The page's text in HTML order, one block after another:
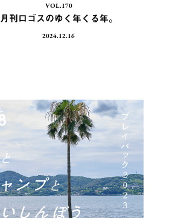
VOL.170
月刊ロゴスのゆく年くる年。
2024.12.16